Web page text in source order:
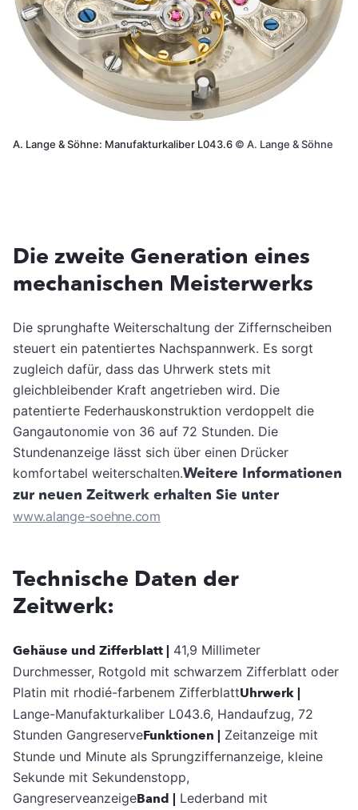
A. Lange & Söhne: Manufakturkaliber L043.6 © A. Lange & Söhne
Die zweite Generation eines
mechanischen Meisterwerks
Die sprunghafte Weiterschaltung der Ziffernscheiben
steuert ein patentiertes Nachspannwerk. Es sorgt
zugleich dafür, dass das Uhrwerk stets mit
gleichbleibender Kraft angetrieben wird. Die
patentierte Federhauskonstruktion verdoppelt die
Gangautonomie von 36 auf 72 Stunden. Die
Stundenanzeige lässt sich über einen Drücker
komfortabel weiterschalten.Weitere Informationen
zur neuen Zeitwerk erhalten Sie unter
www.alange-soehne.com
Technische Daten der
Zeitwerk:
Gehäuse und Zifferblatt | 41,9 Millimeter
Durchmesser, Rotgold mit schwarzem Zifferblatt oder
Platin mit rhodié-farbenem ZifferblattUhrwerk |
Lange-Manufakturkaliber L043.6, Handaufzug, 72
Stunden GangreserveFunktionen | Zeitanzeige mit
Stunde und Minute als Sprungziffernanzeige, kleine
Sekunde mit Sekundenstopp,
GangreserveanzeigeBand | Lederband mit